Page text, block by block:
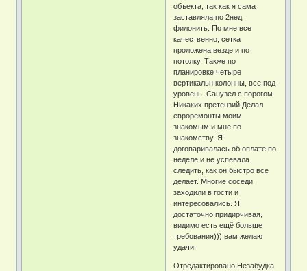
объекта, так как я сама
заставляла по 2нед
филонить. По мне все
качественно, сетка
проложена везде и по
потолку. Также по
планировке четыре
вертикальн колонны, все под
уровень. Санузел с порогом.
Никаких претензий.Делал
евроремонты моим
знакомым и мне по
знакомству. Я
договаривалась об оплате по
неделе и не успевала
следить, как он быстро все
делает. Многие соседи
заходили в гости и
интересовались. Я
достаточно придирчивая,
видимо есть ещё больше
требования))) вам желаю
удачи.
Отредактировано Незабудка